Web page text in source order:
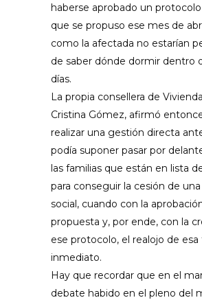
haberse aprobado un
que se propuso ese mes de
como la afectada no estarían
de saber dónde dormir dentro
días.
La propia consellera de
Cristina Gómez, afirmó
realizar una gestión directa
podía suponer pasar por
las familias que están en lista
para conseguir la cesión de
social, cuando con la
propuesta y, por ende, con la
ese protocolo, el realojo de esa
inmediato.
Hay que recordar que en el
debate habido en el pleno del